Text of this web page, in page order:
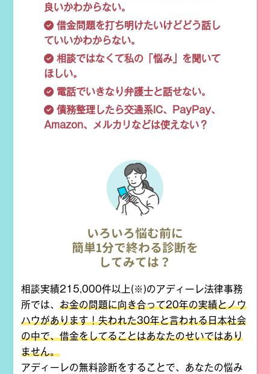
良いかわからない。
借金問題を打ち明けたいけどどう話し
ていいかわからない。
相談ではなくて私の「悩み」を聞いて
ほしい。
電話でいきなり弁護士と話せない。
債務整理したら交通系IC、PayPay、
Amazon、メルカリなどは使えない？
いろいろ悩む前に
簡単1分で終わる診断を
してみては？
相談実績215,000件以上(※)のアディーレ法律事務
所では、お金の問題に向き合って20年の実績とノウ
ハウがあります！失われた30年と言われる日本社会
の中で、借金をしてることはあなたのせいではあり
ません。
アディーレの無料診断をすることで、あなたの悩み